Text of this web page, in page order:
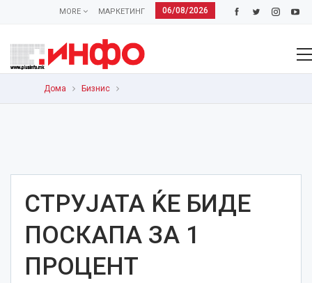
06/08/2026
МАРКЕТИНГ
MORE
Дома Бизнис
СТРУЈАТА ЌЕ БИДЕ
ПОСКАПА ЗА 1
ПРОЦЕНТ